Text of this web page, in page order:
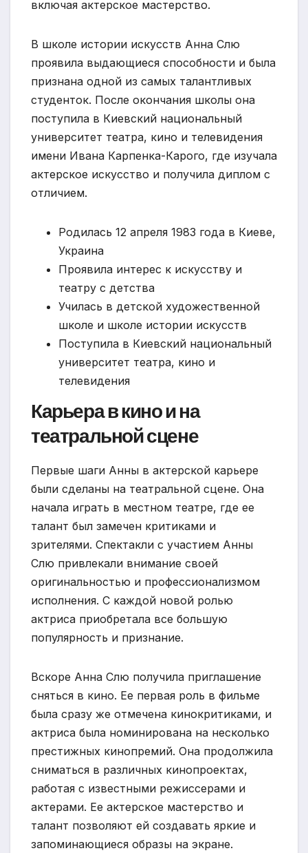
включая актерское мастерство.
В школе истории искусств Анна Слю
проявила выдающиеся способности и была
признана одной из самых талантливых
студенток. После окончания школы она
поступила в Киевский национальный
университет театра, кино и телевидения
имени Ивана Карпенка-Карого, где изучала
актерское искусство и получила диплом с
отличием.
Родилась 12 апреля 1983 года в Киеве,
Украина
Проявила интерес к искусству и
театру с детства
Училась в детской художественной
школе и школе истории искусств
Поступила в Киевский национальный
университет театра, кино и
телевидения
Карьера в кино и на
театральной сцене
Первые шаги Анны в актерской карьере
были сделаны на театральной сцене. Она
начала играть в местном театре, где ее
талант был замечен критиками и
зрителями. Спектакли с участием Анны
Слю привлекали внимание своей
оригинальностью и профессионализмом
исполнения. С каждой новой ролью
актриса приобретала все большую
популярность и признание.
Вскоре Анна Слю получила приглашение
сняться в кино. Ее первая роль в фильме
была сразу же отмечена кинокритиками, и
актриса была номинирована на несколько
престижных кинопремий. Она продолжила
сниматься в различных кинопроектах,
работая с известными режиссерами и
актерами. Ее актерское мастерство и
талант позволяют ей создавать яркие и
запоминающиеся образы на экране.